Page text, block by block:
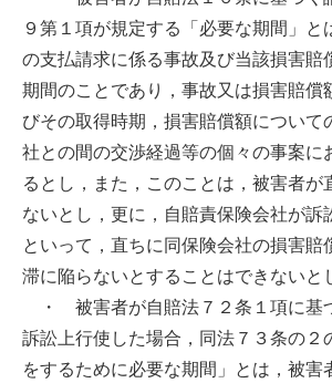
９第１項が規定する「必要な期間」
の支払請求に係る事故及び当該損害
期間のことであり，事故又は損害賠
びその取得時期，損害賠償額につい
社との間の交渉経過等の個々の事案
るとし，また，このことは，被害者
ないとし，更に，自賠責保険会社が
といって，直ちに同保険会社の損害
滞に陥らないとすることはできないと
・ 被害者が自賠法７２条１項に基
訴訟上行使した場合，同法７３条の
をするために必要な期間」とは，被